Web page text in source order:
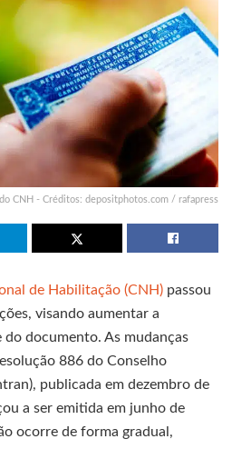
CNH - Créditos: depositphotos.com / rafapress
de Habilitação (CNH) passou
visando aumentar a
do documento. As mudanças
886 do Conselho
publicada em dezembro de
a ser emitida em junho de
ocorre de forma gradual,